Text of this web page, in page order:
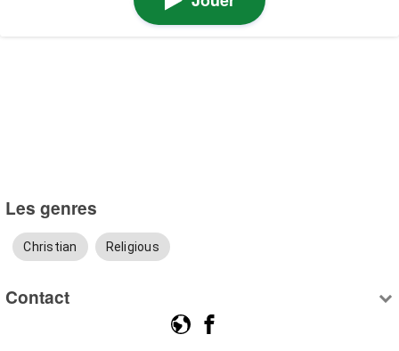
Les genres
Christian Religious
Contact